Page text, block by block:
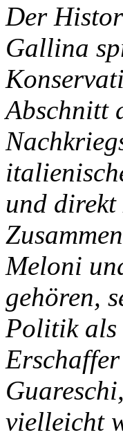
Der
Gallina
Abschnitt
und
Meloni
gehören,
Politik als
vielleicht